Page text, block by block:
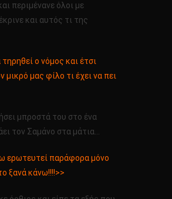
περιμένανε όλοι με
και αυτός τι της
ο νόμος και έτσι
μας φίλο τι έχει να πει
μπροστά του στο ένα
τον Σαμάνο στα μάτια…
ερωτευτεί παράφορα μόνο
ξανά κάνω!!!!>>